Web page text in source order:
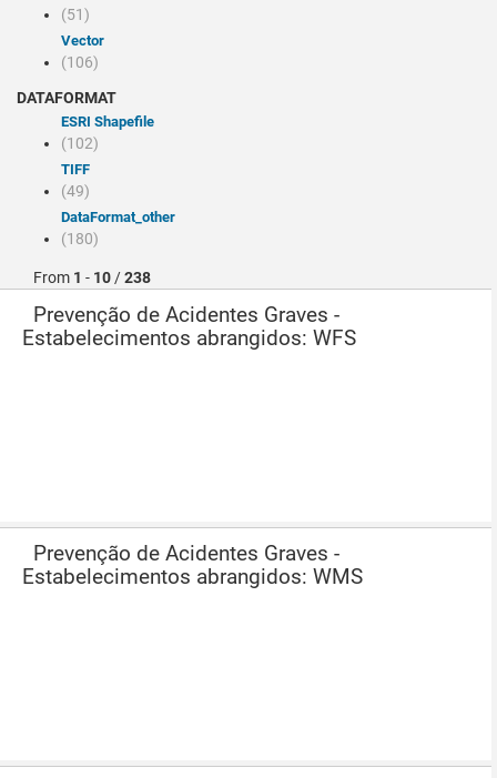
(51)
Vector
(106)
DATAFORMAT
ESRI Shapefile
(102)
TIFF
(49)
dataFormat_other
(180)
From 1 - 10 /238
Prevenção de Acidentes Graves -
Estabelecimentos abrangidos: WFS
Prevenção de Acidentes Graves -
Estabelecimentos abrangidos: WMS